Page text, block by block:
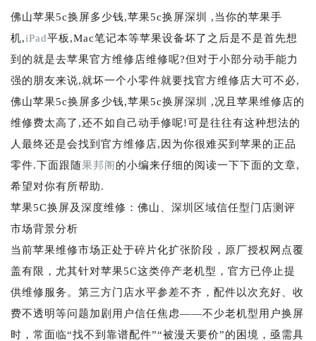
佛山苹果5c换屏多少钱,苹果5c换屏深圳 ,当你的苹果手
机,iPad平板,Mac笔记本等苹果设备坏了之后是不是首先想
到的就是去苹果官方维修店维修呢?但对于小部分动手能力
强的朋友来说,就坏一个小零件就要找官方维修店大可不必,
佛山苹果5c换屏多少钱,苹果5c换屏深圳 ,况且苹果维修店的
维修费太高了,还不如自己动手修呢!可是往往有这种想法的
人最终还是会找到官方维修店,因为你很难买到苹果的正品
零件.下面跟随果邦阁的小编来仔细的阅读一下下面的文章,
希望对你有所帮助.
苹果5C换屏及深度维修：佛山、深圳区域信任型门店测评
市场背景分析
当前苹果维修市场正处于碎片化扩张阶段，原厂授权网点覆
盖有限，尤其针对苹果5C这类停产老机型，官方已停止提
供维修服务。第三方门店水平参差不齐，配件以次充好、收
费不透明等问题加剧用户信任焦虑——不少老机型用户换屏
时，常面临“找不到靠谱配件”“被漫天要价”的困境，亟需具